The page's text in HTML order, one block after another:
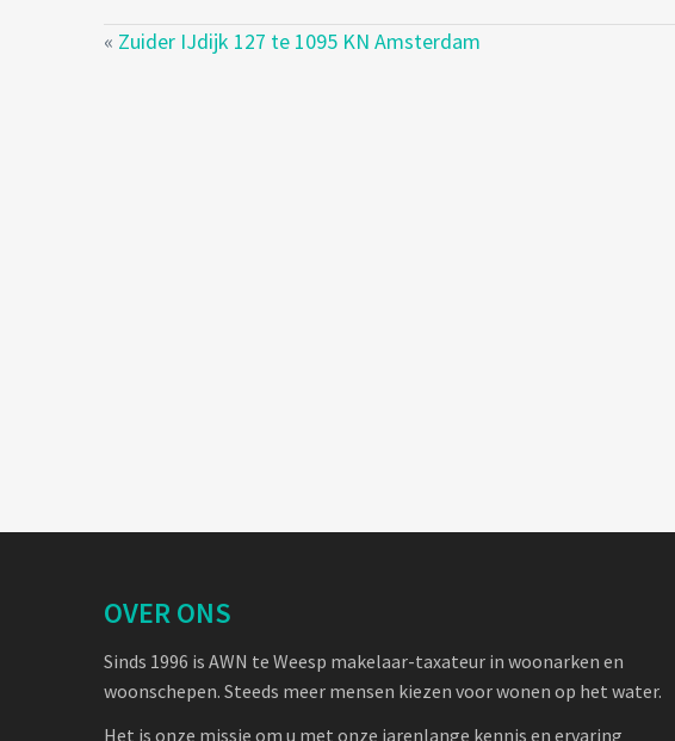
« Zuider IJdijk 127 te 1095 KN Amsterdam
OVER ONS
Sinds 1996 is AWN te Weesp makelaar-taxateur in woonarken en
woonschepen. Steeds meer mensen kiezen voor wonen op het water.
Het is onze missie om u met onze jarenlange kennis en ervaring